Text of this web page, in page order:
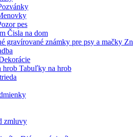
pes
Čisla na dom
Tabuľky na hrob
zmluvy